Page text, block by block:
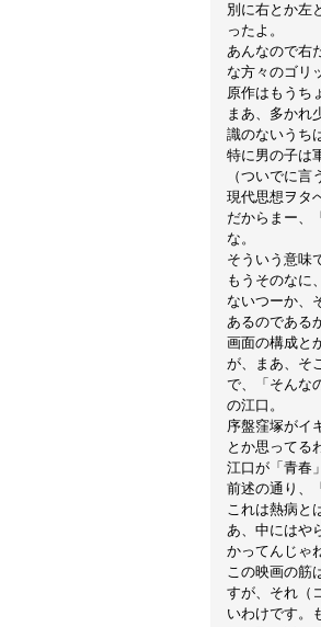
別に右とか左
ったよ。
あんなので右
な方々のゴリ
原作はもうち
まあ、多かれ
識のないうち
特に男の子は
（ついでに
現代思想ヲタ
だからまー、
な。
そういう意味
もうそのなに
ないつーか、
あるのである
画面の構成と
が、まあ、そ
で、「そんな
の江口。
序盤窪塚がイ
とか思ってる
江口が「青春
前述の通り、
これは熱病と
あ、中にはや
かってんじゃ
この映画の筋
すが、それ（
いわけです。